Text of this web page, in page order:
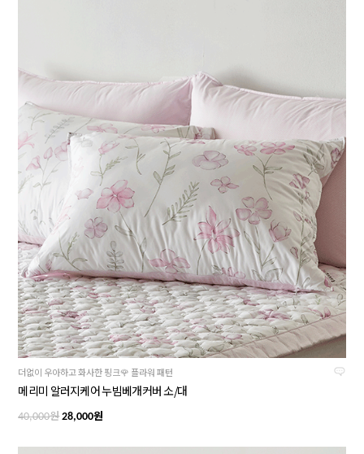
더없이 우아하고 화사한 핑크🌹 플라워 패턴
메리미 알러지케어 누빔베개커버 소/대
40,000원28,000원